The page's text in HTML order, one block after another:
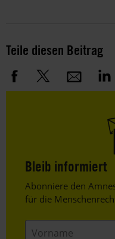
Teile diesen Beitrag
Bleib informiert
Header
Text
Abonniere den
für die